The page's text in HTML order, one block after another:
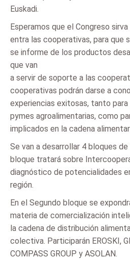
Euskadi.
Esperamos que el Congreso
entra las cooperativas, para que
se informe de los productos
que van
a servir de soporte a las
cooperativas podrán darse a
experiencias exitosas, tanto
pymes agroalimentarias, como
implicados en la cadena
Se van a desarrollar 4 bloques
bloque tratará sobre
diagnóstico de potencialidades
región.
En el Segundo bloque se
materia de comercialización
la cadena de distribución
colectiva. Participarán EROSKI,
COMPASS GROUP y ASOLAN.